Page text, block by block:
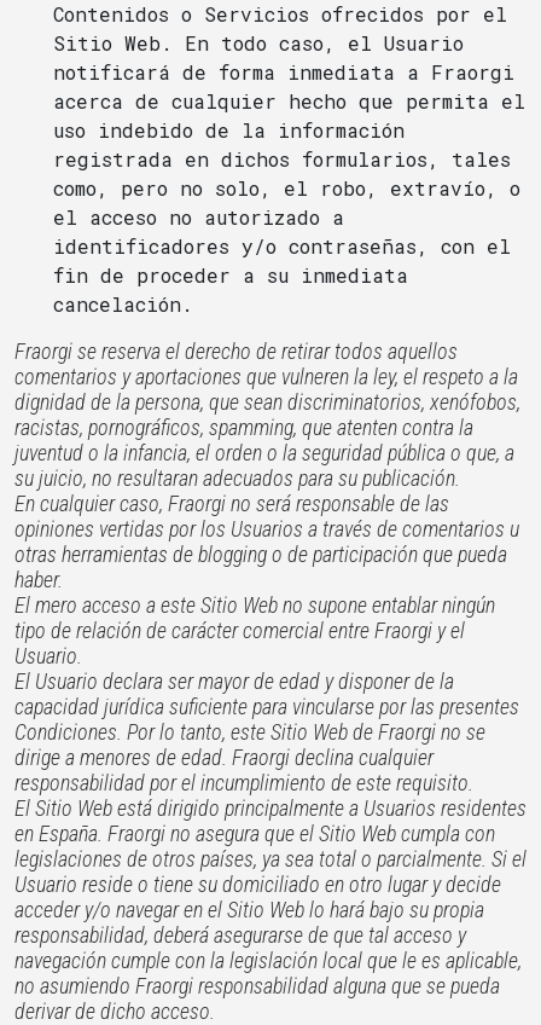
Contenidos o Servicios ofrecidos por el
Sitio Web. En todo caso, el Usuario
notificará de forma inmediata a Fraorgi
acerca de cualquier hecho que permita el
uso indebido de la información
registrada en dichos formularios, tales
como, pero no solo, el robo, extravío, o
el acceso no autorizado a
identificadores y/o contraseñas, con el
fin de proceder a su inmediata
cancelación.
Fraorgi se reserva el derecho de retirar todos aquellos
comentarios y aportaciones que vulneren la ley, el respeto a la
dignidad de la persona, que sean discriminatorios, xenófobos,
racistas, pornográficos, spamming, que atenten contra la
juventud o la infancia, el orden o la seguridad pública o que, a
su juicio, no resultaran adecuados para su publicación.
En cualquier caso, Fraorgi no será responsable de las
opiniones vertidas por los Usuarios a través de comentarios u
otras herramientas de blogging o de participación que pueda
haber.
El mero acceso a este Sitio Web no supone entablar ningún
tipo de relación de carácter comercial entre Fraorgi y el
Usuario.
El Usuario declara ser mayor de edad y disponer de la
capacidad jurídica suficiente para vincularse por las presentes
Condiciones. Por lo tanto, este Sitio Web de Fraorgi no se
dirige a menores de edad. Fraorgi declina cualquier
responsabilidad por el incumplimiento de este requisito.
El Sitio Web está dirigido principalmente a Usuarios residentes
en España. Fraorgi no asegura que el Sitio Web cumpla con
legislaciones de otros países, ya sea total o parcialmente. Si el
Usuario reside o tiene su domiciliado en otro lugar y decide
acceder y/o navegar en el Sitio Web lo hará bajo su propia
responsabilidad, deberá asegurarse de que tal acceso y
navegación cumple con la legislación local que le es aplicable,
no asumiendo Fraorgi responsabilidad alguna que se pueda
derivar de dicho acceso.